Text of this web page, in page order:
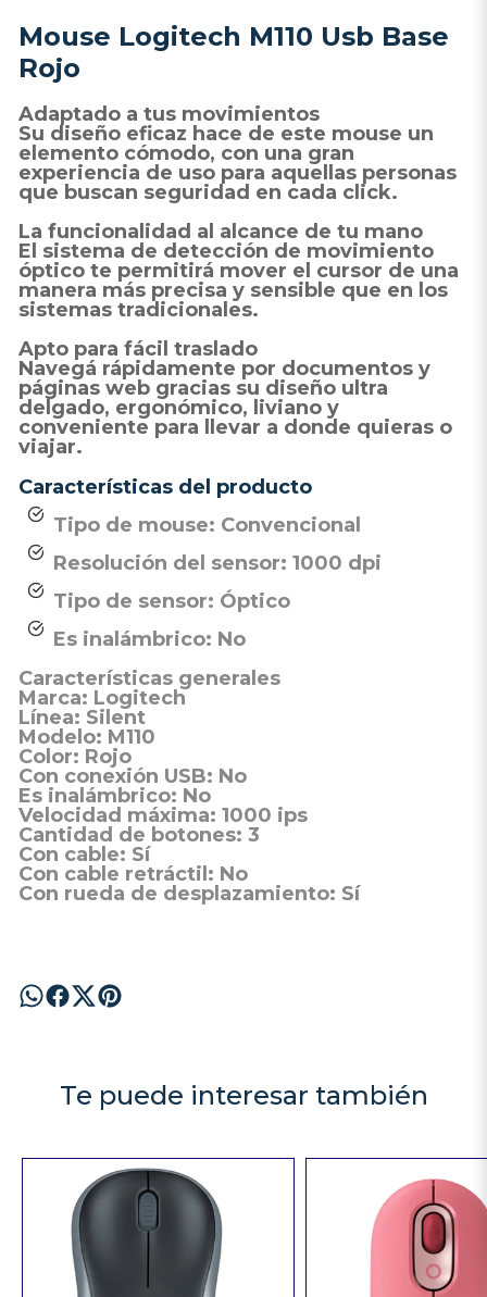
Mouse Logitech M110 Usb Base
Rojo
Adaptado a tus movimientos
Su diseño eficaz hace de este mouse un
elemento cómodo, con una gran
experiencia de uso para aquellas personas
que buscan seguridad en cada click.
La funcionalidad al alcance de tu mano
El sistema de detección de movimiento
óptico te permitirá mover el cursor de una
manera más precisa y sensible que en los
sistemas tradicionales.
Apto para fácil traslado
Navegá rápidamente por documentos y
páginas web gracias su diseño ultra
delgado, ergonómico, liviano y
conveniente para llevar a donde quieras o
viajar.
Características del producto
Tipo de mouse: Convencional
Resolución del sensor: 1000 dpi
Tipo de sensor: Óptico
Es inalámbrico: No
Características generales
Marca: Logitech
Línea: Silent
Modelo: M110
Color: Rojo
Con conexión USB: No
Es inalámbrico: No
Velocidad máxima: 1000 ips
Cantidad de botones: 3
Con cable: Sí
Con cable retráctil: No
Con rueda de desplazamiento: Sí
Te puede interesar también